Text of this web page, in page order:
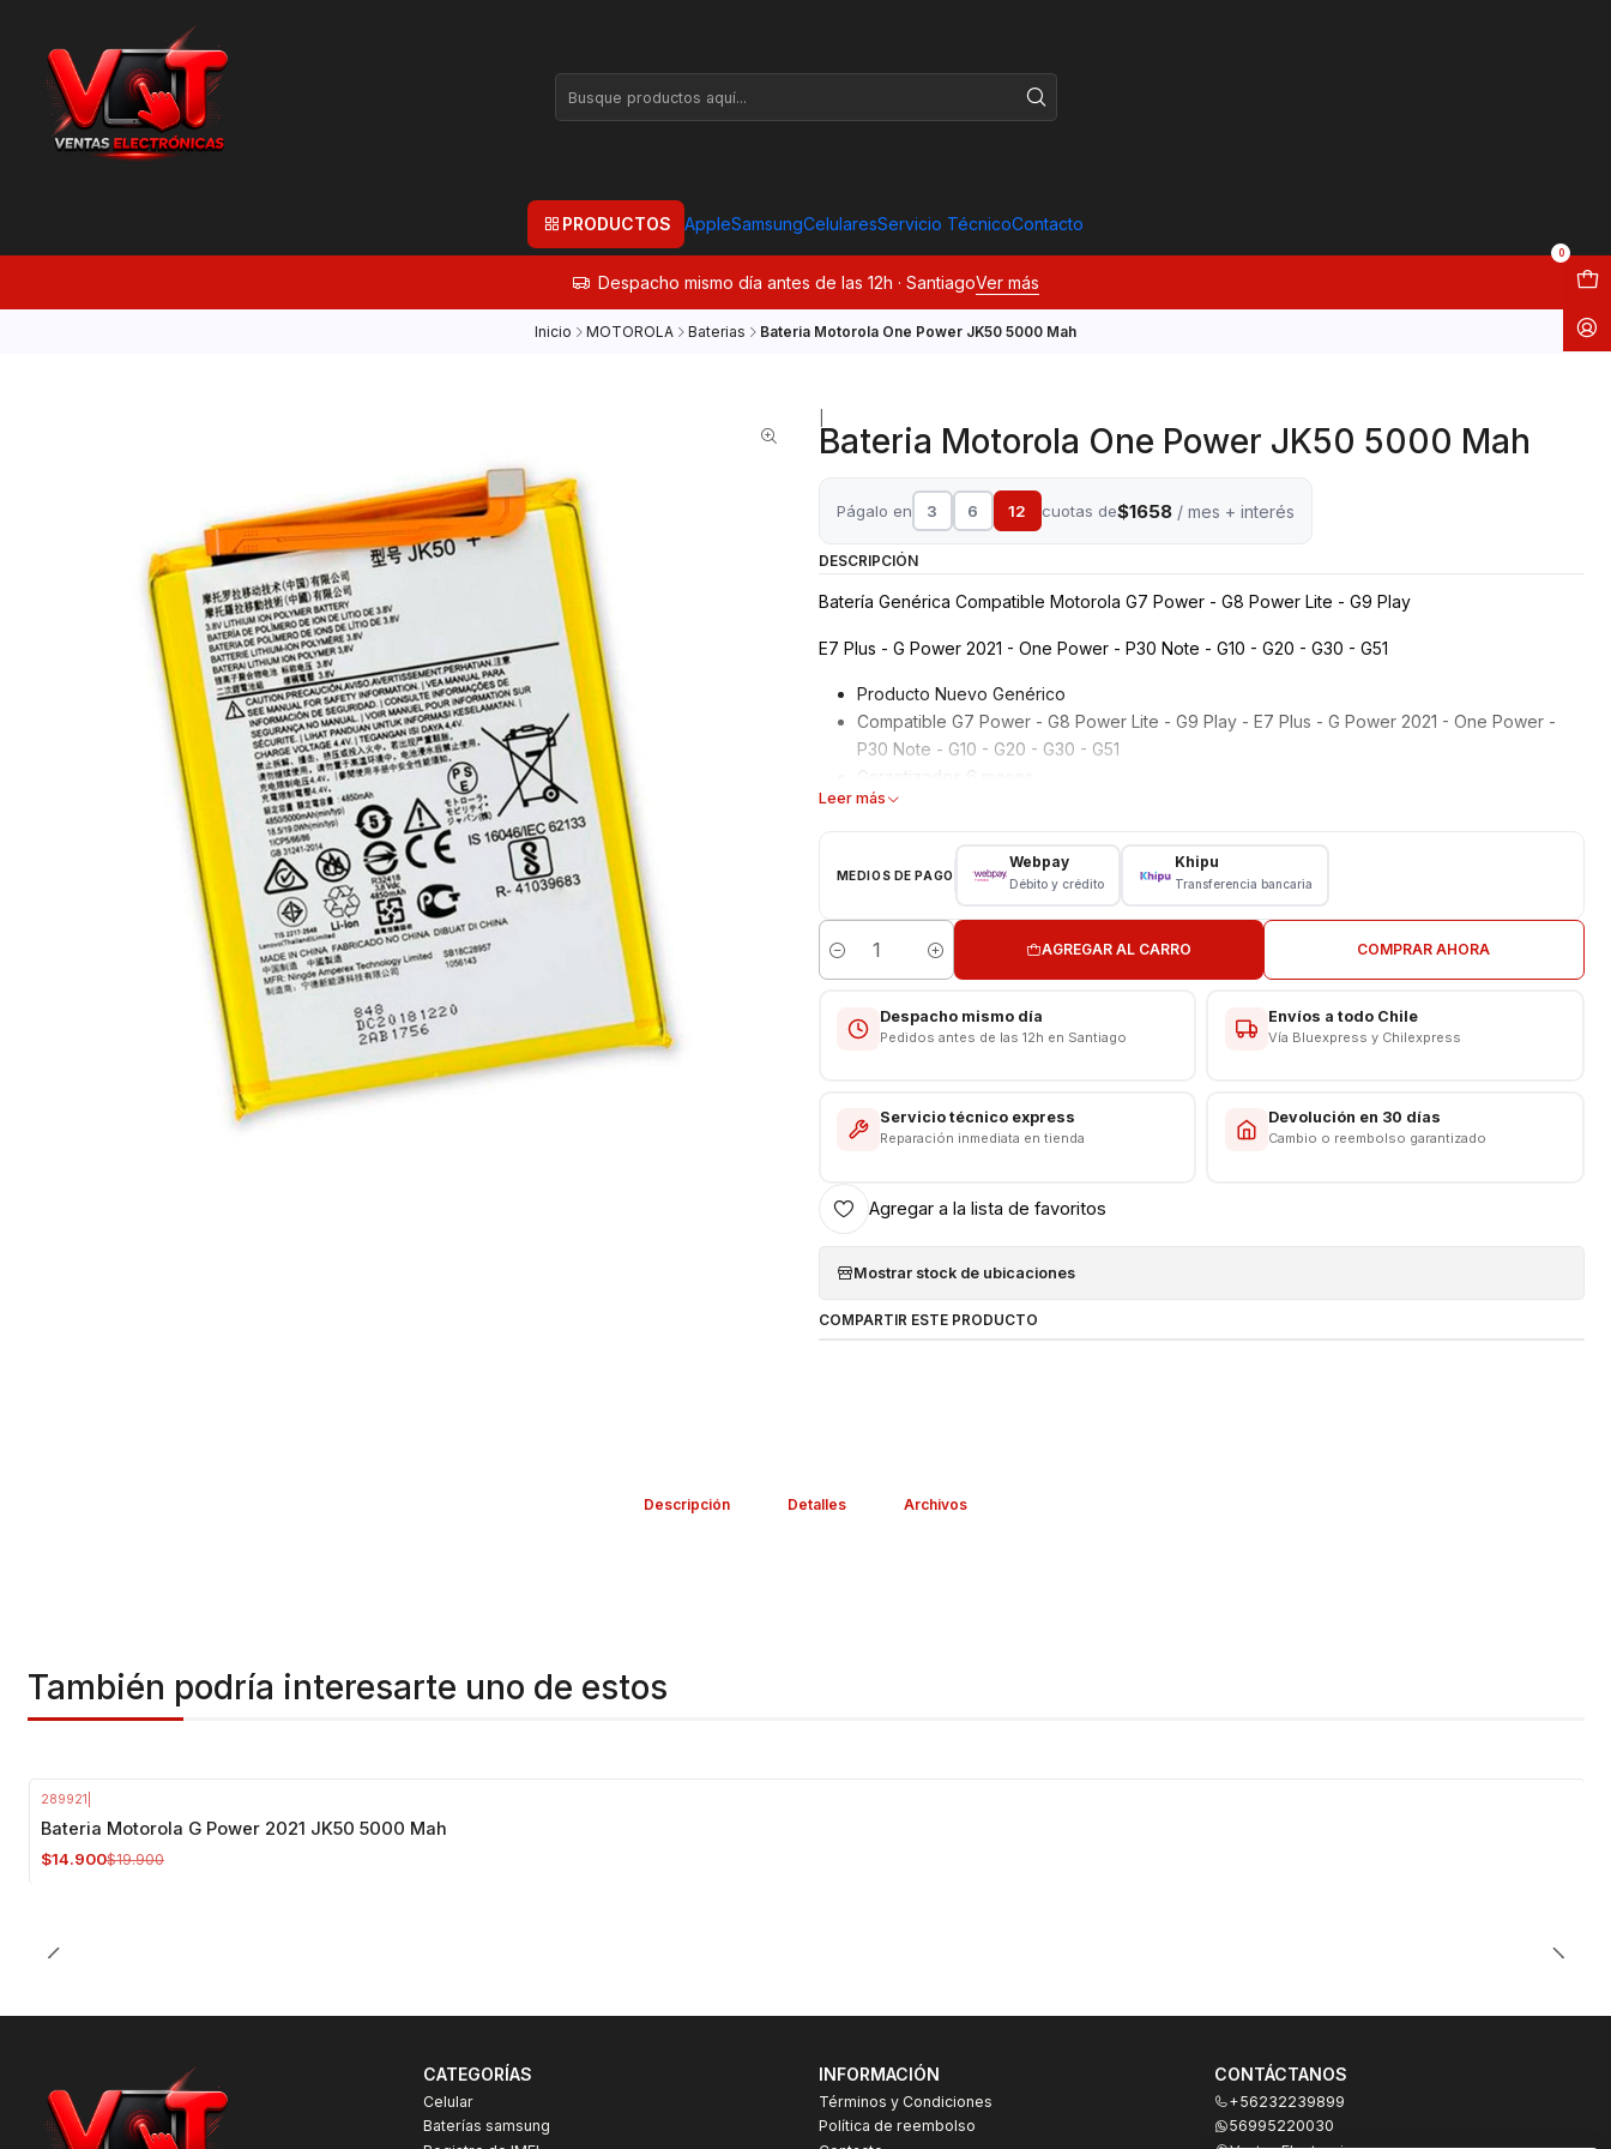
PRODUCTOS AppleSamsungCelularesServicio TécnicoContacto
0
Despacho mismo día antes de las 12h · SantiagoVer más
Inicio MOTOROLA Baterias Bateria Motorola One Power JK50 5000 Mah
Bateria Motorola One Power JK50 5000 Mah
Págalo en 3 6 12 cuotas de$1658/ mes + interés
DESCRIPCIÓN
Batería Genérica Compatible Motorola G7 Power - G8 Power Lite - G9 Play
E7 Plus - G Power 2021 - One Power - P30 Note - G10 - G20 - G30 - G51
Producto Nuevo Genérico
Compatible G7 Power - G8 Power Lite - G9 Play - E7 Plus - G Power 2021 - One Power -
P30 Note - G10 - G20 - G30 - G51
Garantizados 6 meses
Batería Motorola Genérica
Modelo: JK50
Capacidad: 5000 mAh
Voltaje: 3.82 v - 19.0wh
Límite Voltaje: 4.4v
Leer más
MEDIOS DE PAGO
Webpay
Débito y crédito
Khipu
Transferencia bancaria
Cantidad
AGREGAR AL CARRO COMPRAR AHORA
Despacho mismo día
Pedidos antes de las 12h en Santiago
Envíos a todo Chile
Vía Bluexpress y Chilexpress
Servicio técnico express
Reparación inmediata en tienda
Devolución en 30 días
Cambio o reembolso garantizado
Agregar a la lista de favoritos
Mostrar stock de ubicaciones
COMPARTIR ESTE PRODUCTO
Descripción Detalles Archivos
También podría interesarte uno de estos
289921
Bateria Motorola G Power 2021 JK50 5000 Mah
$14.900$19.900
CATEGORÍAS
Celular
Baterías samsung
INFORMACIÓN
Términos y Condiciones
Política de reembolso
CONTÁCTANOS
+56232239899
56995220030